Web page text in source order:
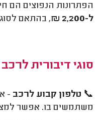
הפתרונות הנפוצים הם
ל-2,200 ₪
, בהתאם לסוג
סוגי דיבורית לרכב
📞 טלפון קבוע לרכב -
משתמשים בו. אפשר